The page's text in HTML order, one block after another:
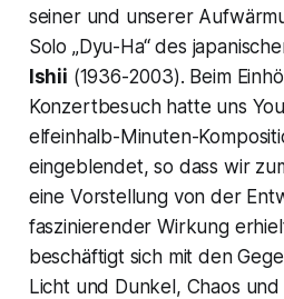
seiner und unserer
Solo „Dyu-Ha“ des
Ishii (1936-2003). Beim
Konzertbesuch hatte uns
elfeinhalb-Minuten-
eingeblendet, so dass wir
eine Vorstellung von der
faszinierender Wirkung
beschäftigt sich mit den
Licht und Dunkel, Chaos